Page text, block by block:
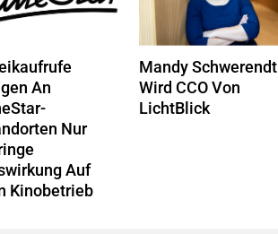
An
Nur
Auf
Kinobetrieb
Mandy Schwerendt
Wird CCO Von
LichtBlick